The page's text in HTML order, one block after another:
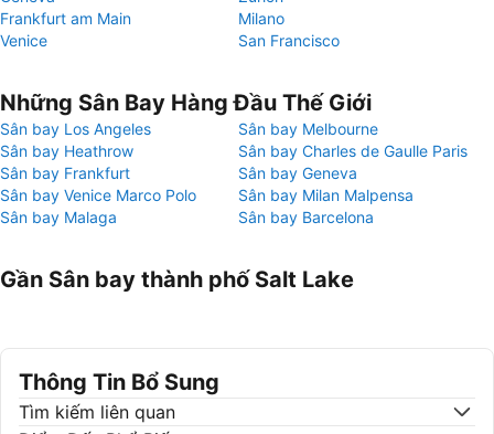
Frankfurt am Main
Milano
Venice
San Francisco
Những Sân Bay Hàng Đầu Thế Giới
Sân bay Los Angeles
Sân bay Melbourne
Sân bay Heathrow
Sân bay Charles de Gaulle Paris
Sân bay Frankfurt
Sân bay Geneva
Sân bay Venice Marco Polo
Sân bay Milan Malpensa
Sân bay Malaga
Sân bay Barcelona
Gần Sân bay thành phố Salt Lake
Thông Tin Bổ Sung
Tìm kiếm liên quan